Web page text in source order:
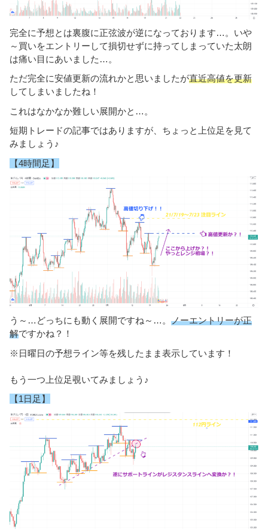
完全に予想とは裏腹に正弦波が逆になっております…。いや
～買いをエントリーして損切せずに持ってしまっていた太朗
は痛い目にあいました…。
ただ完全に安値更新の流れかと思いましたが直近高値を更新
してしまいましたね！
これはなかなか難しい展開かと…。
短期トレードの記事ではありますが、ちょっと上位足を見て
みましょう♪
【4時間足】
う～…どっちにも動く展開ですね～…。 ノーエントリーが正
解ですかね？！
※日曜日の予想ライン等を残したまま表示しています！
もう一つ上位足覗いてみましょう♪
【1日足】